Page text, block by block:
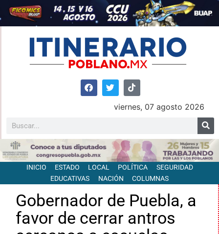
viernes, 07 agosto 2026
INICIO ESTADO LOCAL POLÍTICA
SEGURIDAD
EDUCATIVAS
NACIÓN COLUMNAS
Gobernador de Puebla, a
favor de cerrar antros